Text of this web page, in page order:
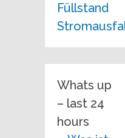
Füllstand
Whats up
– last 24
hours